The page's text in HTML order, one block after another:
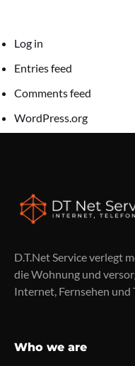
Log in
Entries feed
Comments feed
WordPress.org
D.T.Net Service verlegt
die Wohnung und
Internet, Fernsehen und
Who we are